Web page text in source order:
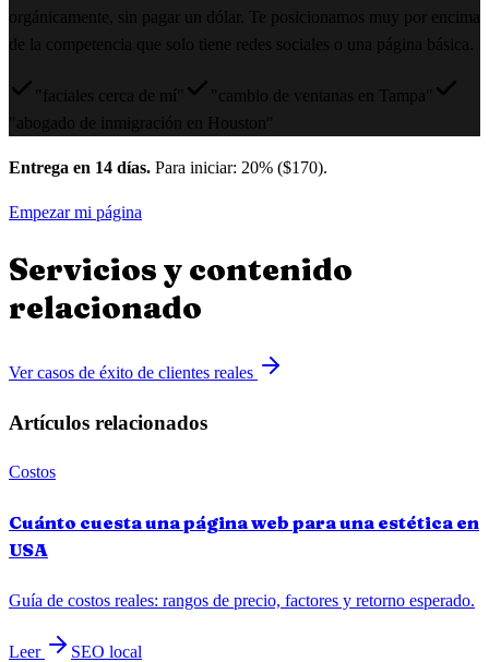
orgánicamente, sin pagar un dólar. Te posicionamos muy por encima
de la competencia que solo tiene redes sociales o una página básica.
"faciales cerca de mí"
"cambio de ventanas en Tampa"
"abogado de inmigración en Houston"
Entrega en 14 días. Para iniciar: 20% ($170).
Empezar mi página
Servicios y contenido
relacionado
Ver casos de éxito de clientes reales
Artículos relacionados
Costos
Cuánto cuesta una página web para una estética en
USA
Guía de costos reales: rangos de precio, factores y retorno esperado.
Leer SEO local